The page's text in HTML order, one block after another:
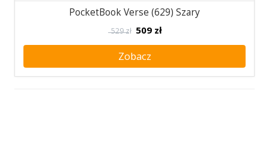
PocketBook Verse (629) Szary
529 zł 509 zł
Zobacz